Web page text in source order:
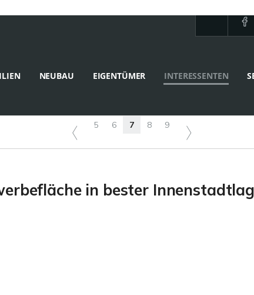
NEUBAU EIGENTÜMER INTERESSENTEN
5 6 7 8 9
in bester